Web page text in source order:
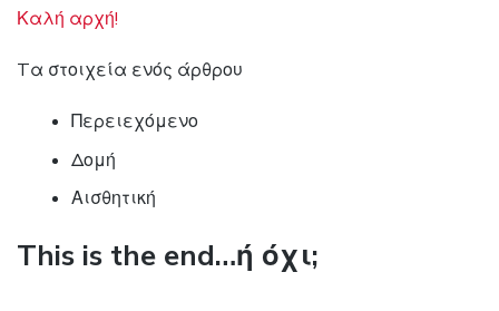
Καλή αρχή!
Tα στοιχεία ενός άρθρου
Περειεχόμενο
Δομή
Αισθητική
This is the end…ή όχι;